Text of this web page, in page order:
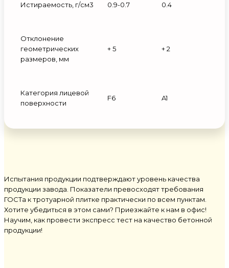
Истираемость, г/см3 0.9-0.7 0.4
Отклонение
геометрических
размеров, мм
+ 5 + 2
Категория лицевой
поверхности
F6 A1
Испытания продукции подтверждают уровень качества
продукции завода. Показатели превосходят требования
ГОСТа к тротуарной плитке практически по всем пунктам.
Хотите убедиться в этом сами? Приезжайте к нам в офис!
Научим, как провести экспресс тест на качество бетонной
продукции!